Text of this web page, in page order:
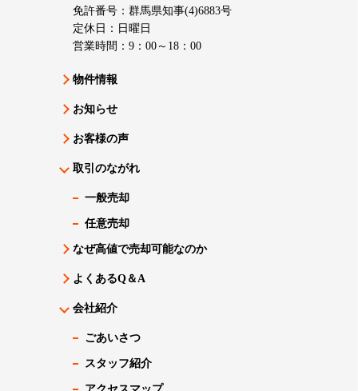
免許番号：群馬県知事(4)6883号
定休日：日曜日
営業時間：9：00～18：00
物件情報
お知らせ
お客様の声
取引のながれ
一般売却
任意売却
なぜ高値で売却可能なのか
よくあるQ＆A
会社紹介
ごあいさつ
スタッフ紹介